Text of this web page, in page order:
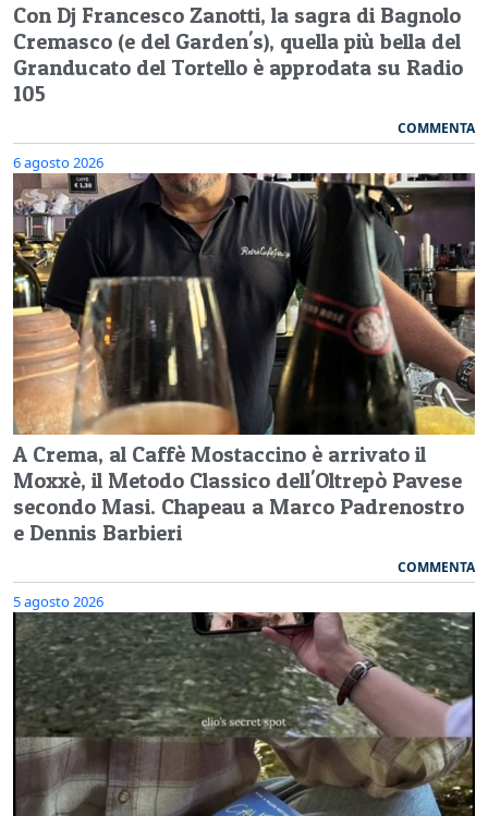
Con Dj Francesco Zanotti, la sagra di Bagnolo
Cremasco (e del Garden's), quella più bella del
Granducato del Tortello è approdata su Radio
105
COMMENTA
6 agosto 2026
A Crema, al Caffè Mostaccino è arrivato il
Moxxè, il Metodo Classico dell'Oltrepò Pavese
secondo Masi. Chapeau a Marco Padrenostro
e Dennis Barbieri
COMMENTA
5 agosto 2026